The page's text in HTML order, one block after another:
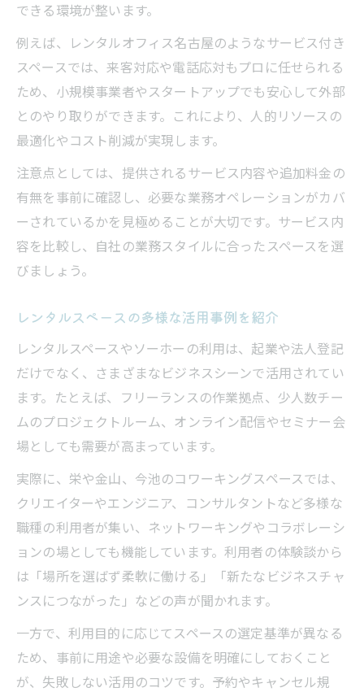
できる環境が整います。
例えば、レンタルオフィス名古屋のようなサービス付き
スペースでは、来客対応や電話応対もプロに任せられる
ため、小規模事業者やスタートアップでも安心して外部
とのやり取りができます。これにより、人的リソースの
最適化やコスト削減が実現します。
注意点としては、提供されるサービス内容や追加料金の
有無を事前に確認し、必要な業務オペレーションがカバ
ーされているかを見極めることが大切です。サービス内
容を比較し、自社の業務スタイルに合ったスペースを選
びましょう。
レンタルスペースの多様な活用事例を紹介
レンタルスペースやソーホーの利用は、起業や法人登記
だけでなく、さまざまなビジネスシーンで活用されてい
ます。たとえば、フリーランスの作業拠点、少人数チー
ムのプロジェクトルーム、オンライン配信やセミナー会
場としても需要が高まっています。
実際に、栄や金山、今池のコワーキングスペースでは、
クリエイターやエンジニア、コンサルタントなど多様な
職種の利用者が集い、ネットワーキングやコラボレーシ
ョンの場としても機能しています。利用者の体験談から
は「場所を選ばず柔軟に働ける」「新たなビジネスチャ
ンスにつながった」などの声が聞かれます。
一方で、利用目的に応じてスペースの選定基準が異なる
ため、事前に用途や必要な設備を明確にしておくこと
が、失敗しない活用のコツです。予約やキャンセル規